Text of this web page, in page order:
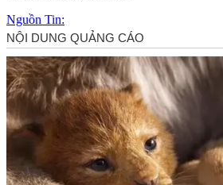
Nguồn Tin: